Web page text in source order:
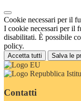
Cookie necessari per il
I cookie necessari per il
disabilitati. È possibile
policy.
Accetta tutti Salva le
Contatti